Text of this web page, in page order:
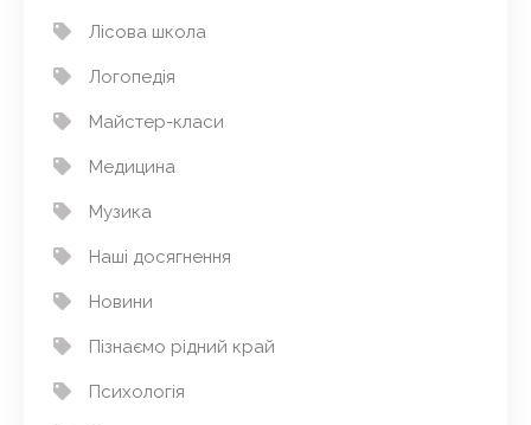
Лісова школа
Логопедія
Майстер-класи
Медицина
Музика
Наші досягнення
Новини
Пізнаємо рідний край
Психологія